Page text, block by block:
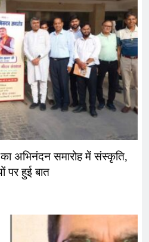
अभिनंदन समारोह में संस्कृति,
पर हुई बात